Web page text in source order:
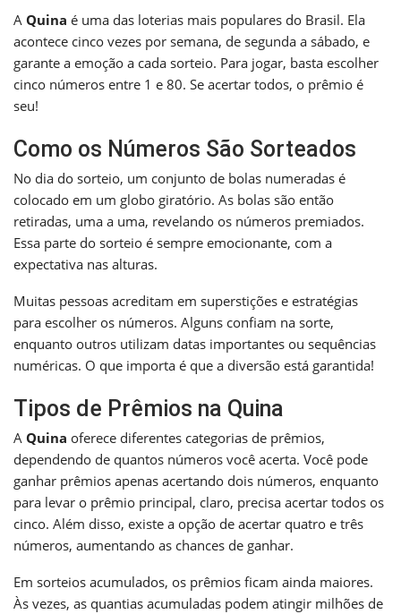
A Quina é uma das loterias mais populares do Brasil. Ela
acontece cinco vezes por semana, de segunda a sábado, e
garante a emoção a cada sorteio. Para jogar, basta escolher
cinco números entre 1 e 80. Se acertar todos, o prêmio é
seu!
Como os Números São Sorteados
No dia do sorteio, um conjunto de bolas numeradas é
colocado em um globo giratório. As bolas são então
retiradas, uma a uma, revelando os números premiados.
Essa parte do sorteio é sempre emocionante, com a
expectativa nas alturas.
Muitas pessoas acreditam em superstições e estratégias
para escolher os números. Alguns confiam na sorte,
enquanto outros utilizam datas importantes ou sequências
numéricas. O que importa é que a diversão está garantida!
Tipos de Prêmios na Quina
A Quina oferece diferentes categorias de prêmios,
dependendo de quantos números você acerta. Você pode
ganhar prêmios apenas acertando dois números, enquanto
para levar o prêmio principal, claro, precisa acertar todos os
cinco. Além disso, existe a opção de acertar quatro e três
números, aumentando as chances de ganhar.
Em sorteios acumulados, os prêmios ficam ainda maiores.
Às vezes, as quantias acumuladas podem atingir milhões de